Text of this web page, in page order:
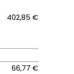
402,85 €
66,77 €